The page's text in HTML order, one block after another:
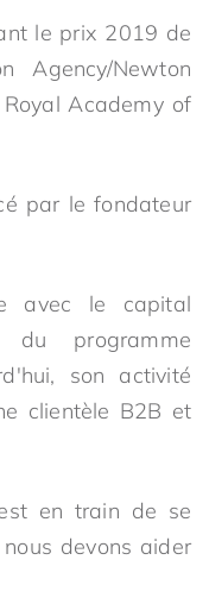
le prix 2019 de
Agency/Newton
Academy of
par le fondateur
avec le capital
programme
son activité
clientèle B2B et
en train de se
devons aider